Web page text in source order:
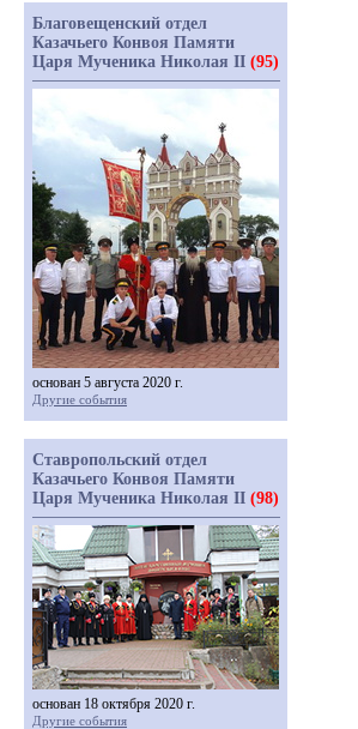
Благовещенский отдел
Казачьего Конвоя Памяти
Царя Мученика Николая II (95)
основан 5 августа 2020 г.
Другие события
Ставропольский отдел
Казачьего Конвоя Памяти
Царя Мученика Николая II (98)
основан 18 октября 2020 г.
Другие события